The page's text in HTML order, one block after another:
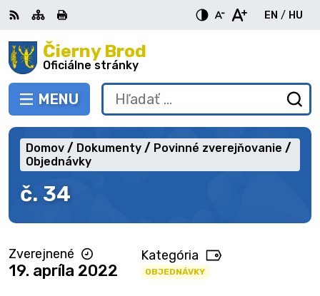
Preskočiť
na
obsah Čierny Brod
Oficiálne stránky
PREPNÚŤ
MENU
RSS MapaTlačiť
EN
English
/ HU
Hľadať:
č. 34
Domov Dokumenty
Povinné zverejňovanie
Objednávky
Zverejnené
19. apríla 2022
Kategória
OBJEDNÁVKY